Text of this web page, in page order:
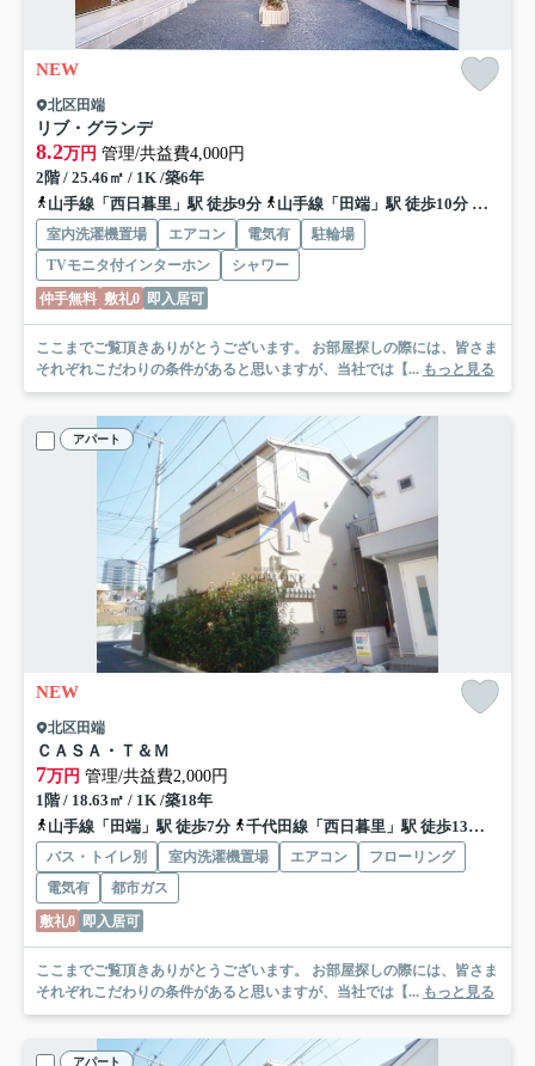
NEW
北区田端
リブ・グランデ
8.2万円 管理/共益費4,000円
2階 / 25.46㎡ / 1K /築6年
山手線「西日暮里」駅 徒歩9分
山手線「田端」駅 徒歩10分 千代田
室内洗濯機置場 エアコン 電気有
駐輪場
TVモニタ付インターホン
シャワー
仲手無料 敷礼0 即入居可
ここまでご覧頂きありがとうございます。 お部屋探しの際には、皆さま
それぞれこだわりの条件があると思いますが、当社では【... もっと見る
アパート
NEW
北区田端
ＣＡＳＡ・Ｔ＆Ｍ
7万円 管理/共益費2,000円
1階 / 18.63㎡ / 1K /築18年
山手線「田端」駅 徒歩7分
千代田線「西日暮里」駅 徒歩13分
バス・トイレ別 室内洗濯機置場 エアコン
フローリング
電気有
都市ガス
敷礼0 即入居可
ここまでご覧頂きありがとうございます。 お部屋探しの際には、皆さま
それぞれこだわりの条件があると思いますが、当社では【... もっと見る
アパート